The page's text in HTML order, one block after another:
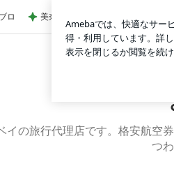
ー ３日間～７日間！ | さくら
ロ 美奈代の夫 姉妹達に癒される奥さま
イの旅行代理店です。格安航空
つ